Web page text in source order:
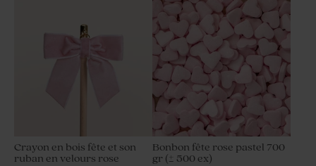
Crayon en bois fête et son
ruban en velours rose
Bonbon fête rose pastel 700
gr (± 500 ex)